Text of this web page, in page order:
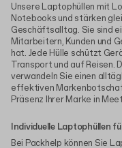
Unsere Laptophüllen mit
Notebooks und stärken
Geschäftsalltag. Sie sind
Mitarbeitern, Kunden und
hat. Jede Hülle schützt
Transport und auf Reisen.
verwandeln Sie einen
effektiven
Präsenz Ihrer Marke in
Individuelle Laptophüllen
Bei Packhelp können Sie